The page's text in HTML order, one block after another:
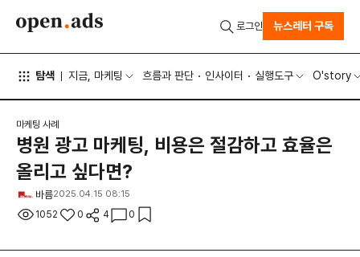
탐색 지금, 마케팅 흐름과 판단 인사이터 실행도구 O'story
로그인 뉴스레터 구독
마케팅 사례
병원 광고 마케팅, 비용은 절감하고 효율은
올리고 싶다면?
바름2025.04.15 08:15
1052 0 4 0